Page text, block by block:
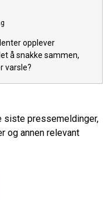
opplever
å snakke sammen,
varsle?
siste pressemeldinger,
og annen relevant